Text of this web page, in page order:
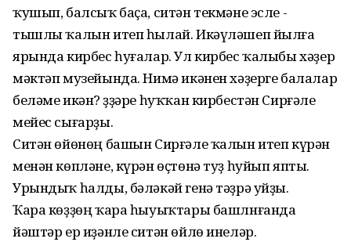
ҡушып, балсыҡ баҫа, ситән текмәне эсле -
тышлы ҡалын итеп һылай. Икәүләшеп йылға
ярында кирбес һуғалар. Ул кирбес ҡалыбы хәҙер
мәктәп музейында. Нимә икәнен хәҙерге балалар
беләме икән? Үҙҙәре һуҡҡан кирбестән Сирғәле
мейес сығарҙы.
Ситән өйөнөң башын Сирғәле ҡалын итеп күрән
менән көпләне, күрән өҫтөнә туҙ һуйып япты.
Урындыҡ һалды, бәләкәй генә тәҙрә уйҙы.
Ҡара көҙҙөң ҡара һыуыҡтары башлнғанда
йәштәр ер иҙәнле ситән өйлө инеләр.